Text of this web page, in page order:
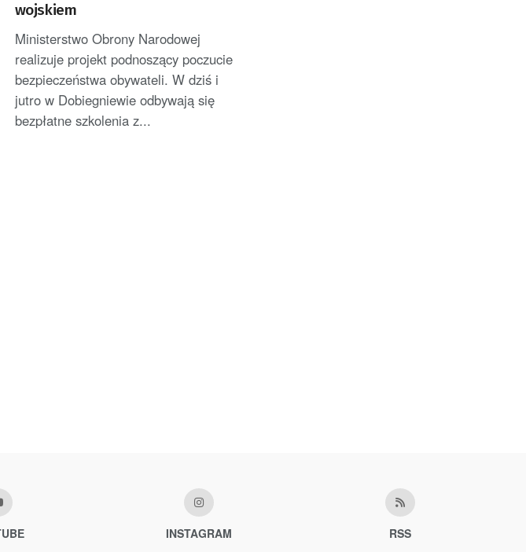
wojskiem
Ministerstwo Obrony Narodowej
realizuje projekt podnoszący poczucie
bezpieczeństwa obywateli. W dziś i
jutro w Dobiegniewie odbywają się
bezpłatne szkolenia z...
INSTAGRAM RSS